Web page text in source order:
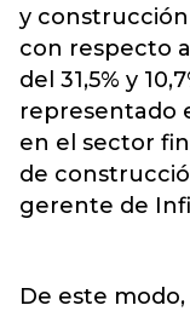
y
con respecto
del 31,5% y
representado
en el sector
de
gerente de
De este